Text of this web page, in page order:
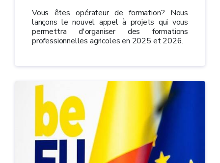
Vous êtes opérateur de formation? Nous
lançons le nouvel appel à projets qui vous
permettra d'organiser des formations
professionnelles agricoles en 2025 et 2026.